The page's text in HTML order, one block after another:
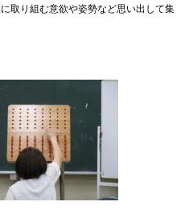
取り組む意欲や姿勢など思い出して集